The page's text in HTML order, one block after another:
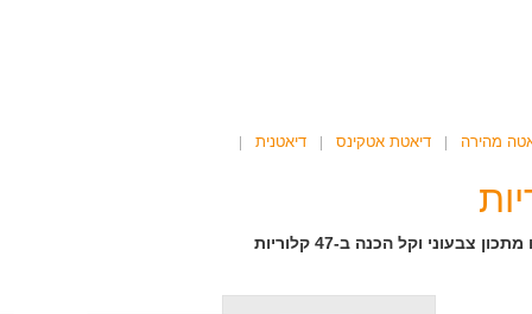
מהירה דיאטת אטקינס דיאטנית
הרימון בשיאו בימים אלו ונפלא לשתף אותו בסלטים ירוקים. קחו מתכון צבעוני וקל הכנה ב-47 קלוריות